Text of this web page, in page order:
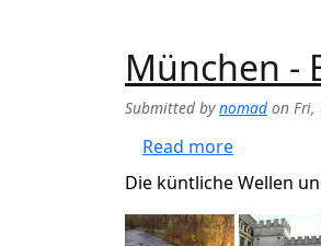
München -
Submitted bynomad on Fri,
Read moreabout
Die küntliche Wellen